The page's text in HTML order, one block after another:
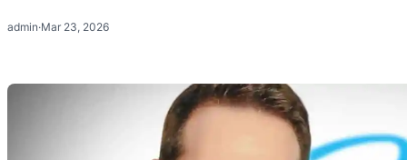
admin·Mar 23, 2026